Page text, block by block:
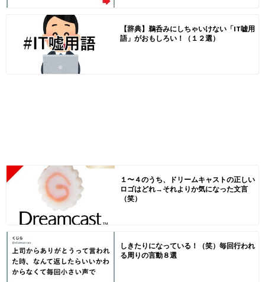
【辞典】鵜呑みにしちゃいけない「IT嘘用
語」がおもしろい！（１２選）
１〜４のうち、ドリームキャストの正しい
ロゴはどれ→それよりか気になった文言
（笑）
しきたりになっている！（笑）毎回行われ
る周りの言動８選